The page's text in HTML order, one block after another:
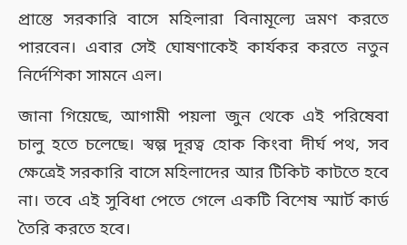
প্রান্তে সরকারি বাসে মহিলারা বিনামূল্যে ভ্রমণ করতে
পারবেন। এবার সেই ঘোষণাকেই কার্যকর করতে নতুন
নির্দেশিকা সামনে এল।
জানা গিয়েছে, আগামী পয়লা জুন থেকে এই পরিষেবা
চালু হতে চলেছে। স্বল্প দূরত্ব হোক কিংবা দীর্ঘ পথ, সব
ক্ষেত্রেই সরকারি বাসে মহিলাদের আর টিকিট কাটতে হবে
না। তবে এই সুবিধা পেতে গেলে একটি বিশেষ স্মার্ট কার্ড
তৈরি করতে হবে।